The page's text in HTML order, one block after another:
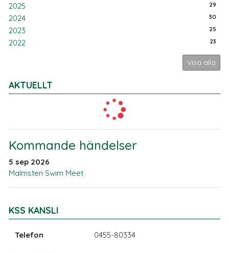
2025 29
2024 30
2023 25
2022 23
Visa alla
AKTUELLT
Kommande händelser
5 sep 2026
Malmsten Swim Meet
KSS KANSLI
Telefon 0455-80334